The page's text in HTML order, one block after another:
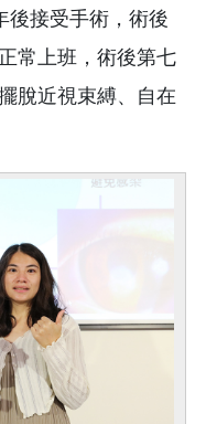
後接受手術，術後
常上班，術後第七
脫近視束縛、自在